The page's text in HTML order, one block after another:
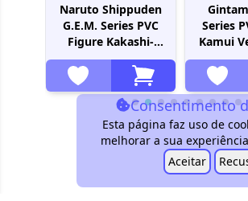
Naruto Shippuden
G.E.M. Series PVC
Figure Kakashi-
sensei Palm size 9
cm (Repeat)
Series
Kamui
Consentimento
Esta página faz uso de
melhorar a sua
Aceitar